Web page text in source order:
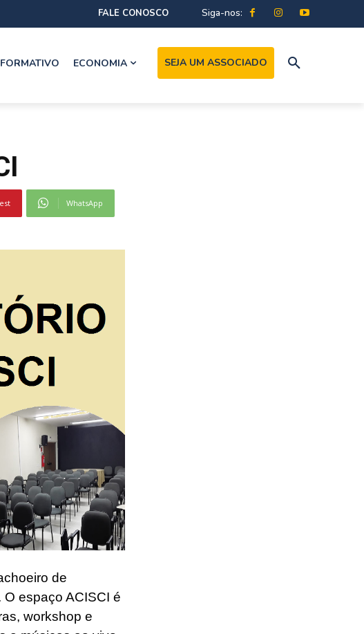
FALE CONOSCO Siga-nos:
ECONOMIA SEJA UM ASSOCIADO
WhatsApp
de
espaço ACISCI é
workshop e